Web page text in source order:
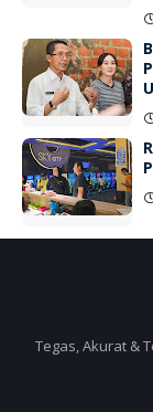
Tegas, Akurat &